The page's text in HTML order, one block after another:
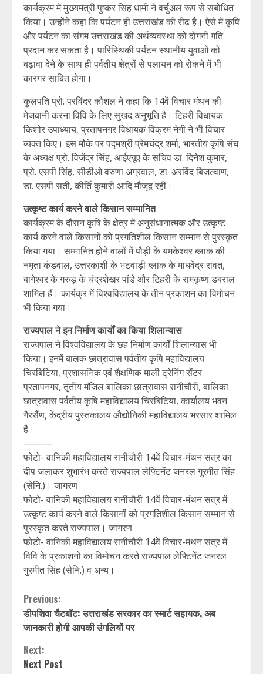
कार्यक्रम में मुख्यमंत्री पुष्कर सिंह धामी ने वर्चुअल रूप से संबोधित
किया। उन्होंने कहा कि पर्यटन ही उत्तराखंड की रीढ़ है। ऐसे में कृषि
और पर्यटन का संगम उत्तराखंड की अर्थव्यवस्था को दोगनी गति
प्रदान कर सकता है। पारिस्थिकी पर्यटन स्थानीय युवाओं को
बढ़ावा देने के साथ ही पर्वतीय क्षेत्रों से पलायन को रोकने में भी
कारगर साबित होगा।
कुलपति प्रो. परविंदर कौशल ने कहा कि 14वें विचार मंथन की
मेजबानी करना विवि के लिए सुखद अनुभूति है। टिहरी विधायक
किशोर उपाध्याय, प्रतापनगर विधायक विक्रम नेगी ने भी विचार
व्यक्त किए। इस मौके पर पद्मश्री प्रेमचंद्र शर्मा, भारतीय कृषि संघ
के अध्यक्ष प्रो. विजेंद्र सिंह, आईएयूए के सचिव डा. दिनेश कुमार,
प्रो. एसपी सिंह, सीडीओ वरुणा अग्रवाल, डा. अरविंद बिजल्वाण,
डा. एसपी सती, कीर्ति कुमारी आदि मौजूद रहीं।
उत्कृष्ट कार्य करने वाले किसान सम्मानित
कार्यक्रम के दौरान कृषि के क्षेत्र में अनुसंधानात्मक और उत्कृष्ट
कार्य करने वाले किसानों को प्रगतिशील किसान सम्मान से पुरस्कृत
किया गया। सम्मानित होने वालों में पौड़ी के यमकेश्वर ब्लाक की
नमृता कंडवाल, उत्तरकाशी के भटवाड़ी ब्लाक के माधवेंद्र रावत,
बागेश्वर के गरुड़ के चंद्रशेखर पांडे और टिहरी के रामकृष्ण डबराल
शामिल हैं। कार्यक्र में विश्वविद्यालय के तीन प्रकाशन का विमोचन
भी किया गया।
राज्यपाल ने इन निर्माण कार्यों का किया शिलान्यास
राज्यपाल ने विश्वविद्यालय के छह निर्माण कार्यों शिलान्यास भी
किया। इनमें बालक छात्रावास पर्वतीय कृषि महाविद्यालय
चिरबिटिया, प्रशासनिक एवं शैक्षणिक माली ट्रेनिंग सेंटर
प्रतापनगर, तृतीय मंजिल बालिका छात्रावास रानीचौरी, बालिका
छात्रावास पर्वतीय कृषि महाविद्यालय चिरबिटिया, कार्यालय भवन
गैरसैंण, केंद्रीय पुस्तकालय औद्योनिकी महाविद्यालय भरसार शामिल
हैं।
———
फोटो- वानिकी महाविद्यालय रानीचौरी 14वें विचार-मंथन सत्र का
दीप जलाकर शुभारंभ करते राज्यपाल लेफ्टिनेंट जनरल गुरमीत सिंह
(सेनि.)। जागरण
फोटो- वानिकी महाविद्यालय रानीचौरी 14वें विचार-मंथन सत्र में
उत्कृष्ट कार्य करने वाले किसानों को प्रगतिशील किसान सम्मान से
पुरस्कृत करते राज्यपाल। जागरण
फोटो- वानिकी महाविद्यालय रानीचौरी 14वें विचार-मंथन सत्र में
विवि के प्रकाशनों का विमोचन करते राज्यपाल लेफ्टिनेंट जनरल
गुरमीत सिंह (सेनि.) व अन्य।
Continue
Reading
Previous:
डीपशिवा चैटबॉट: उत्तराखंड सरकार का स्मार्ट सहायक, अब
जानकारी होगी आपकी उंगलियों पर
Next:
Next Post